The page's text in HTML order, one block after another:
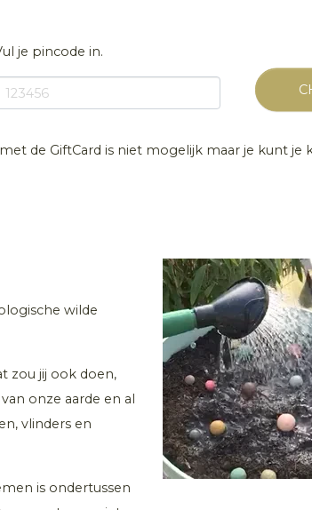
je pincode in.
de GiftCard is niet mogelijk maar je kunt je
wilde
zou jij ook doen,
onze aarde en al
vlinders en
is ondertussen